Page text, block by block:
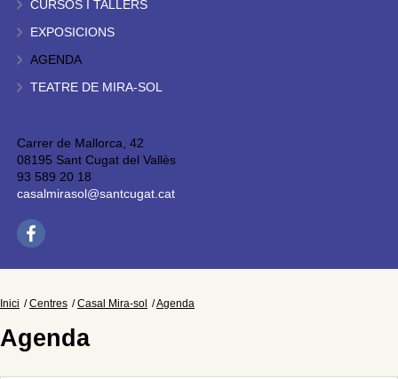
CURSOS I TALLERS
EXPOSICIONS
AGENDA
TEATRE DE MIRA-SOL
Carrer de Mallorca, 42
08195 Sant Cugat del Vallès
93 589 20 18
casalmirasol@santcugat.cat
Inici Centres Casal Mira-sol Agenda
Agenda